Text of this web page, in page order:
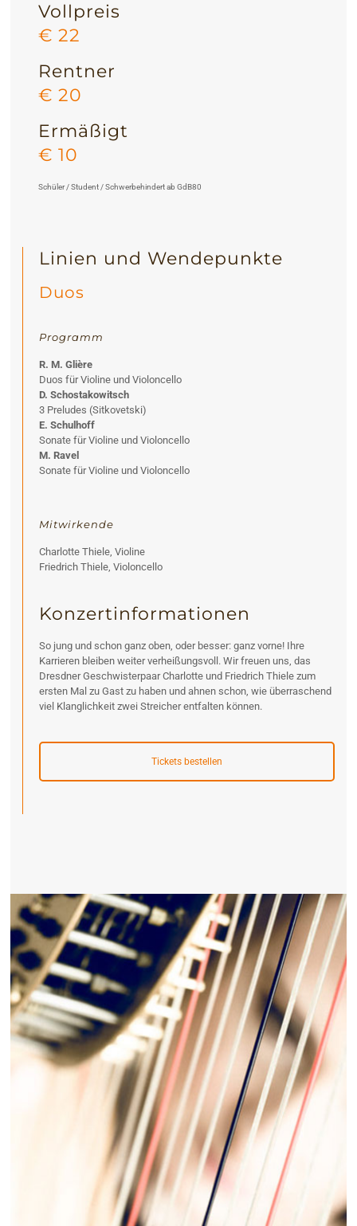
Vollpreis
€ 22
Rentner
€ 20
Ermäßigt
€ 10
Schüler / Student / Schwerbehindert ab GdB80
Linien und Wendepunkte
Duos
Programm
R. M. Glière
Duos für Violine und Violoncello
D. Schostakowitsch
3 Preludes (Sitkovetski)
E. Schulhoff
Sonate für Violine und Violoncello
M. Ravel
Sonate für Violine und Violoncello
Mitwirkende
Charlotte Thiele, Violine
Friedrich Thiele, Violoncello
Konzertinformationen
So jung und schon ganz oben, oder besser: ganz vorne! Ihre
Karrieren bleiben weiter verheißungsvoll. Wir freuen uns, das
Dresdner Geschwisterpaar Charlotte und Friedrich Thiele zum
ersten Mal zu Gast zu haben und ahnen schon, wie überraschend
viel Klanglichkeit zwei Streicher entfalten können.
Tickets bestellen